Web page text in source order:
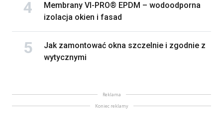
Membrany VI-PRO® EPDM – wodoodporna
izolacja okien i fasad
Jak zamontować okna szczelnie i zgodnie z
wytycznymi
Reklama
Koniec reklamy